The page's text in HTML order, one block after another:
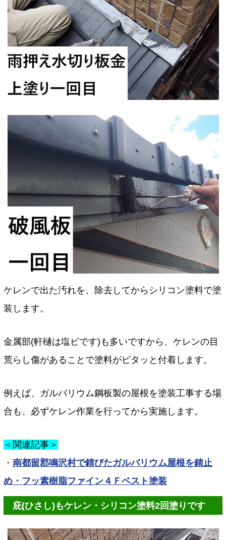
ケレンで出た汚れを、除去してからシリコン塗料で塗
装します。
金属部(軒樋は塩ビです)も多いですから、ケレンの目
荒らし傷があることで塗料がピタッと付着します。
例えば、ガルバリウム鋼板製の屋根を塗装工事する場
合も、必ずケレン作業を行ってから実施します。
＜関連記事＞
・ 南都留郡鳴沢村で錆びたガルバリウム屋根を錆止
め・フッ素樹脂ファイン４Ｆベスト塗装
庇(ひさし)もケレン・シリコン塗料2回塗りです